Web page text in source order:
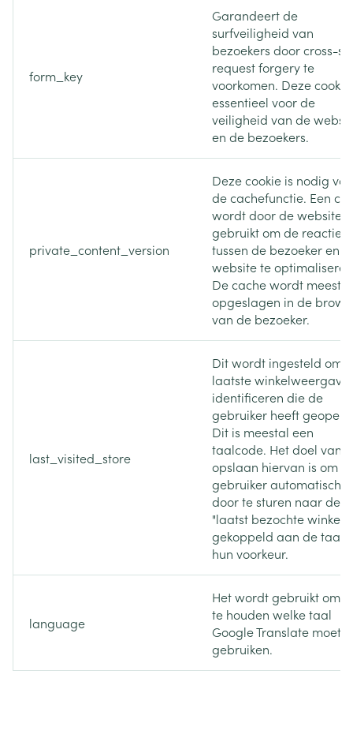
form_key
Garandeert de
surfveiligheid van
bezoekers door cross-
request forgery te
voorkomen. Deze cookie
essentieel voor de
veiligheid van de
en de bezoekers.
private_content_version
Deze cookie is nodig
de cachefunctie. Een
wordt door de website
gebruikt om de
tussen de bezoeker en
website te
De cache wordt meestal
opgeslagen in de
van de bezoeker.
last_visited_store
Dit wordt ingesteld om
laatste winkelweergave
identificeren die de
gebruiker heeft
Dit is meestal een
taalcode. Het doel van
opslaan hiervan is om
gebruiker automatisch
door te sturen naar de
"laatst bezochte winkel",
gekoppeld aan de taal
hun voorkeur.
language
Het wordt gebruikt om
te houden welke taal
Google Translate moet
gebruiken.